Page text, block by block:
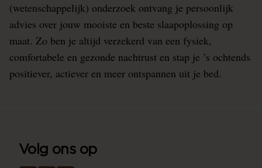
(wetenschappelijk) onderzoek ontvang je persoonlijk
advies over jouw mooiste en beste slaapoplossing op
maat. Zo ben je altijd verzekerd van een fysiek,
comfortabele en gezonde nachtrust en stap je ’s ochtends
positiever, actiever en meer ontspannen uit je bed.
Volg ons op